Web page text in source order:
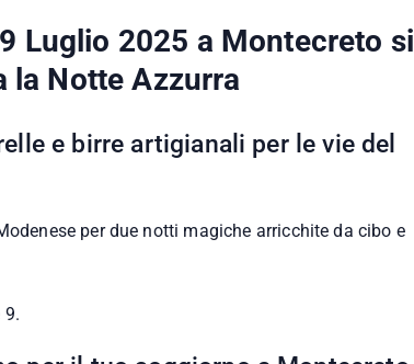
Luglio 2025 a Montecreto si
la Notte Azzurra
e birre artigianali per le vie del
per due notti magiche arricchite da cibo e
9.